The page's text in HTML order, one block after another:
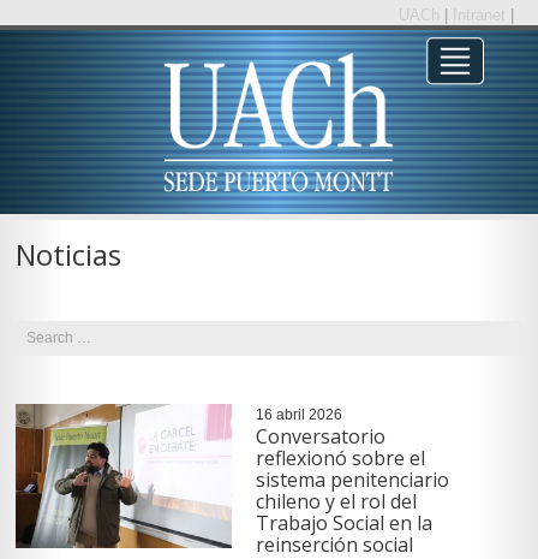
UACh Intranet
Noticias
16 abril 2026
Conversatorio
reflexionó sobre el
sistema penitenciario
chileno y el rol del
Trabajo Social en la
reinserción social